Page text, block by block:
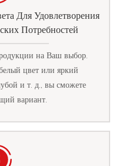
Для Удовлетворения
Потребностей
на Ваш выбор.
цвет или яркий
и т. д., вы сможете
вариант.